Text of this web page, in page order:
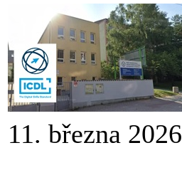
11. března 2026